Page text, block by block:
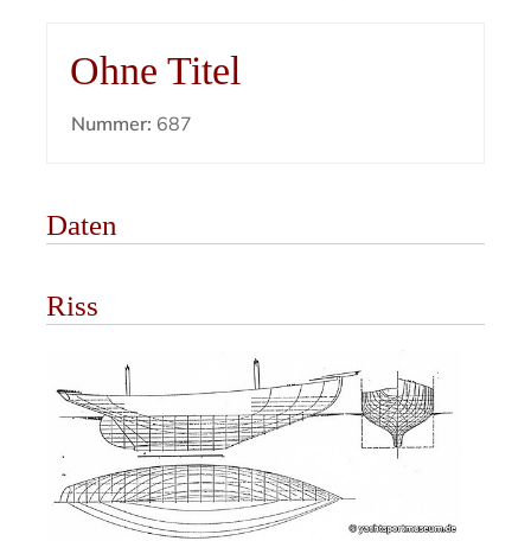
Ohne Titel
Nummer: 687
Daten
Riss